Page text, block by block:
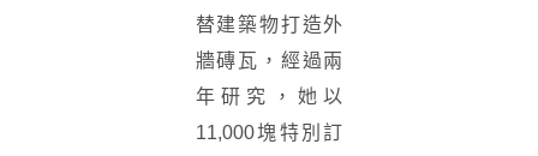
替建築物打造外
牆磚瓦，經過兩
年研究，她以
11,000塊特別訂